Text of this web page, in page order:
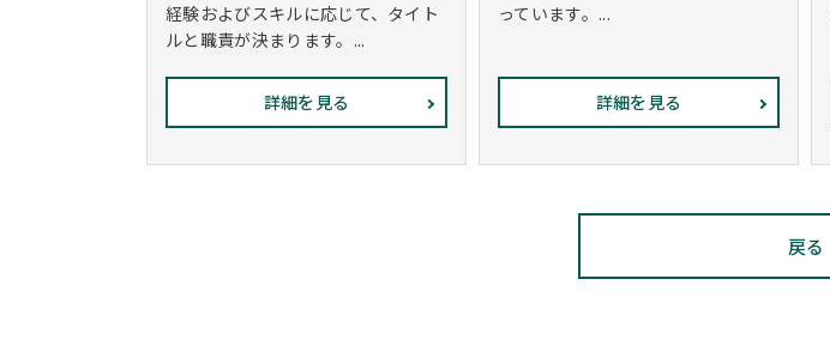
経験およびスキルに応じて、タイト
ルと職責が決まります。...
詳細を見る
っています。...
詳細を見る
戻る